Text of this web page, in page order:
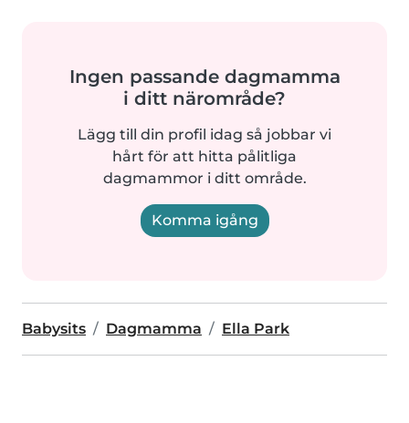
Ingen passande dagmamma
i ditt närområde?
Lägg till din profil idag så jobbar vi
hårt för att hitta pålitliga
dagmammor i ditt område.
Komma igång
Babysits Dagmamma Ella Park